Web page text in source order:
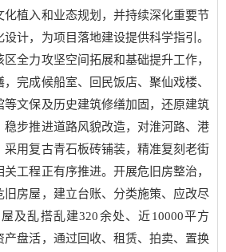
化植入和业态规划，并持续深化重要节
计，为项目落地建设提供科学指引。
全力攻坚空间拓展和基础提升工作，
完成候船室、回民饭店、聚仙戏楼、
等文保及历史建筑修缮加固，还原建筑
稳步推进道路风貌改造，对淮河路、港
采用复古青石板砖铺装，精准复刻老街
工程正有序推进。开展危旧房整治，
旧房屋，建立台账、分类施策、应改尽
及乱搭乱建320余处、近10000平方
产盘活，通过回收、租赁、拍卖、置换